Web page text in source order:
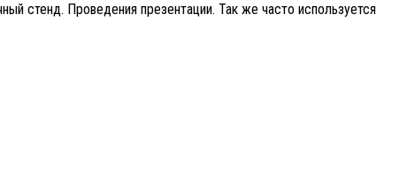
стенд. Проведения презентации. Так же часто используется